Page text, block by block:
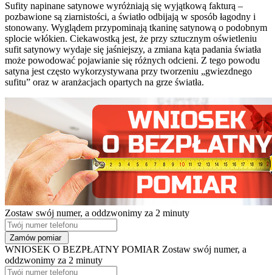
Sufity napinane satynowe wyróżniają się wyjątkową fakturą –
pozbawione są ziarnistości, a światło odbijają w sposób łagodny i
stonowany. Wyglądem przypominają tkaninę satynową o podobnym
splocie włókien. Ciekawostką jest, że przy sztucznym oświetleniu
sufit satynowy wydaje się jaśniejszy, a zmiana kąta padania światła
może powodować pojawianie się różnych odcieni. Z tego powodu
satyna jest często wykorzystywana przy tworzeniu „gwiezdnego
sufitu” oraz w aranżacjach opartych na grze światła.
Zostaw swój numer, a oddzwonimy za 2 minuty
WNIOSEK O BEZPŁATNY POMIAR Zostaw swój numer, a
oddzwonimy za 2 minuty